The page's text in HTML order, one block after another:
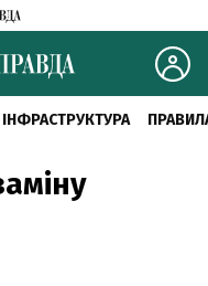
ІНФРАСТРУКТУРА